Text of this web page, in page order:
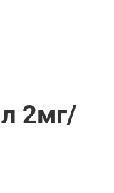
2мг/